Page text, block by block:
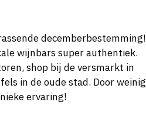
decemberbestemming!
wijnbars super authentiek.
shop bij de versmarkt in
in de oude stad. Door weinig
ervaring!